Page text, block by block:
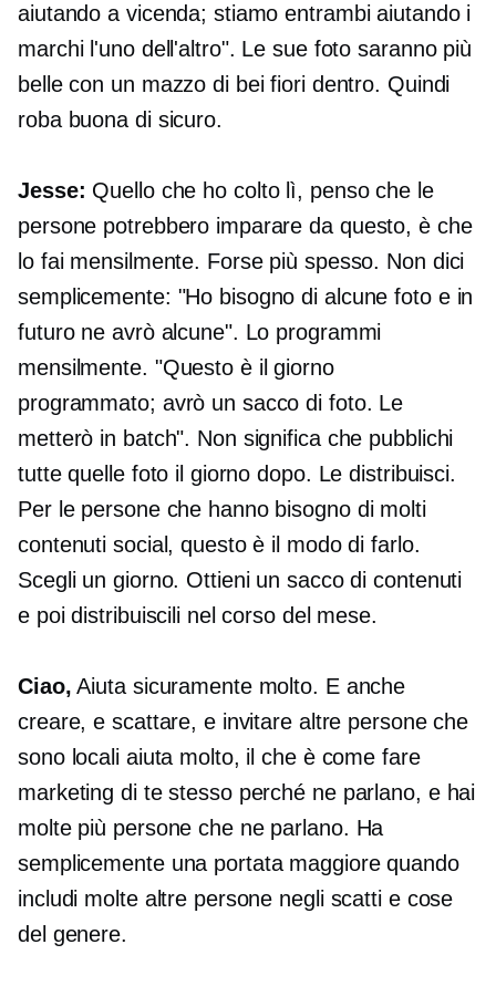
aiutando a vicenda; stiamo entrambi aiutando i
marchi l'uno dell'altro". Le sue foto saranno più
belle con un mazzo di bei fiori dentro. Quindi
roba buona di sicuro.
Jesse: Quello che ho colto lì, penso che le
persone potrebbero imparare da questo, è che
lo fai mensilmente. Forse più spesso. Non dici
semplicemente: "Ho bisogno di alcune foto e in
futuro ne avrò alcune". Lo programmi
mensilmente. "Questo è il giorno
programmato; avrò un sacco di foto. Le
metterò in batch". Non significa che pubblichi
tutte quelle foto il giorno dopo. Le distribuisci.
Per le persone che hanno bisogno di molti
contenuti social, questo è il modo di farlo.
Scegli un giorno. Ottieni un sacco di contenuti
e poi distribuiscili nel corso del mese.
Ciao, Aiuta sicuramente molto. E anche
creare, e scattare, e invitare altre persone che
sono locali aiuta molto, il che è come fare
marketing di te stesso perché ne parlano, e hai
molte più persone che ne parlano. Ha
semplicemente una portata maggiore quando
includi molte altre persone negli scatti e cose
del genere.